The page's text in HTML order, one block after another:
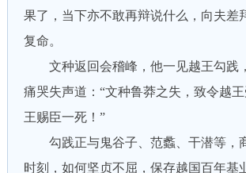
果了，当下亦不敢再辩说什么，向夫差
复命。
文种返回会稽峰，他一见越王勾践
痛哭失声道：“文种鲁莽之失，致令越
王赐臣一死！”
勾践正与鬼谷子、范蠡、干潜等，
时刻，如何坚贞不屈，保存越国百年基